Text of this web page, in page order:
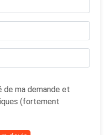
ma demande et
(fortement